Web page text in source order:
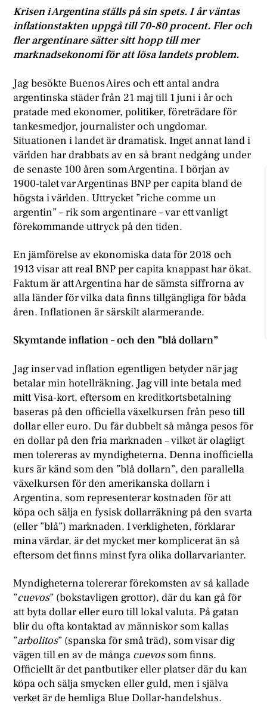
Krisen i Argentina ställs på sin spets. I år väntas
inflationstakten uppgå till 70-80 procent. Fler och
fler argentinare sätter sitt hopp till mer
marknadsekonomi för att lösa landets problem.
Jag besökte Buenos Aires och ett antal andra
argentinska städer från 21 maj till 1 juni i år och
pratade med ekonomer, politiker, företrädare för
tankesmedjor, journalister och ungdomar.
Situationen i landet är dramatisk. Inget annat land i
världen har drabbats av en så brant nedgång under
de senaste 100 åren som Argentina. I början av
1900-talet var Argentinas BNP per capita bland de
högsta i världen. Uttrycket ”riche comme un
argentin” – rik som argentinare – var ett vanligt
förekommande uttryck på den tiden.
En jämförelse av ekonomiska data för 2018 och
1913 visar att real BNP per capita knappast har ökat.
Faktum är att Argentina har de sämsta siffrorna av
alla länder för vilka data finns tillgängliga för båda
åren. Inflationen är särskilt alarmerande.
Skymtande inflation – och den ”blå dollarn”
Jag inser vad inflation egentligen betyder när jag
betalar min hotellräkning. Jag vill inte betala med
mitt Visa-kort, eftersom en kreditkortsbetalning
baseras på den officiella växelkursen från peso till
dollar eller euro. Du får dubbelt så många pesos för
en dollar på den fria marknaden – vilket är olagligt
men tolereras av myndigheterna. Denna inofficiella
kurs är känd som den ”blå dollarn”, den parallella
växelkursen för den amerikanska dollarn i
Argentina, som representerar kostnaden för att
köpa och sälja en fysisk dollarräkning på den svarta
(eller ”blå”) marknaden. I verkligheten, förklarar
mina värdar, är det mycket mer komplicerat än så
eftersom det finns minst fyra olika dollarvarianter.
Myndigheterna tolererar förekomsten av så kallade
”cuevos” (bokstavligen grottor), där du kan gå för
att byta dollar eller euro till lokal valuta. På gatan
blir du ofta kontaktad av människor som kallas
”arbolitos” (spanska för små träd), som visar dig
vägen till en av de många cuevossom finns.
Officiellt är det pantbutiker eller platser där du kan
köpa och sälja smycken eller guld, men i själva
verket är de hemliga Blue Dollar-handelshus.